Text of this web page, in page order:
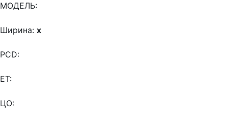
МОДЕЛЬ:
Ширина: x
PCD:
ET:
ЦО: